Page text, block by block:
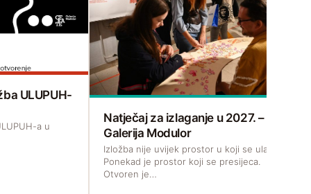
ULUPUH-
a u
Natječaj za izlaganje u 2027. –
Galerija Modulor
Izložba nije uvijek prostor u koji se ulazi.
Ponekad je prostor koji se presijeca.
Otvoren je…